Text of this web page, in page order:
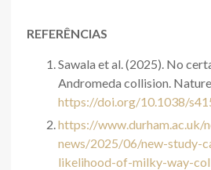
REFERÊNCIAS
Sawala et al. (2025). No
Andromeda collision.
https://doi.org/10.1038/
https://www.durham.ac.uk/
news/2025/06/new-study-
likelihood-of-milky-way-